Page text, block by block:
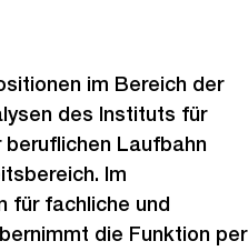
im Bereich der
des Instituts für
Laufbahn
Im
für fachliche und
die Funktion per